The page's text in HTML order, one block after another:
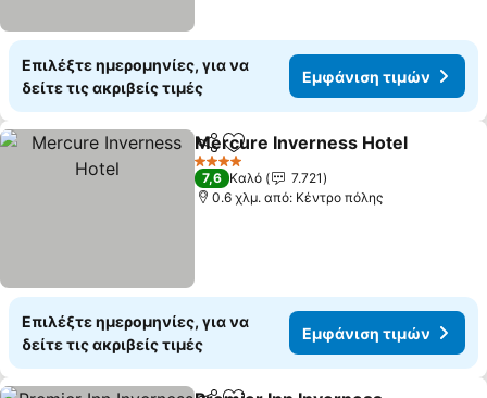
Επιλέξτε ημερομηνίες, για να
δείτε τις ακριβείς τιμές
Εμφάνιση τιμών
Κοινοποίηση
Προσθήκη στα αγαπημένα
Mercure Inverness Hotel
4 Αστέρια
7,6 Καλό
7.721
0.6 χλμ. από: Κέντρο πόλης
Επιλέξτε ημερομηνίες, για να
δείτε τις ακριβείς τιμές
Εμφάνιση τιμών